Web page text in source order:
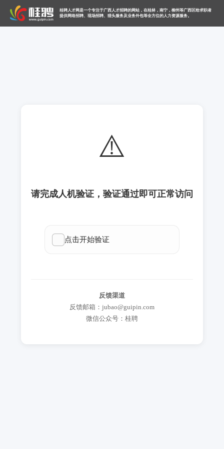
桂聘人才网是一个专注于广西人才招聘的网站，在桂林，南宁，柳州等广西区给求职者
提供网络招聘、现场招聘、猎头服务及业务外包等全方位的人力资源服务。
⚠️
请完成人机验证，验证通过即可正常访问
反馈渠道
反馈邮箱：jubao@guipin.com
微信公众号：桂聘